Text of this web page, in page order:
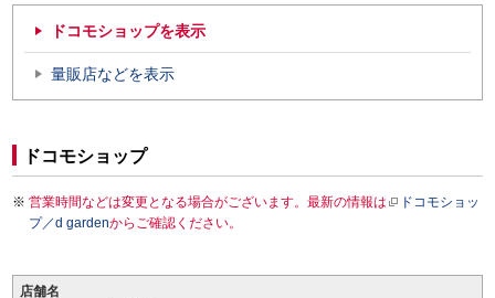
ドコモショップを表示
量販店などを表示
ドコモショップ
営業時間などは変更となる場合がございます。最新の情報は
ドコモショッ
プ／d gardenからご確認ください。
店舗名